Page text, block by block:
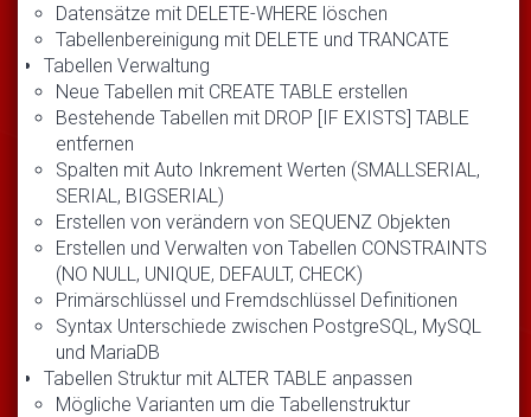
Datensätze mit DELETE-WHERE löschen
Tabellenbereinigung mit DELETE und TRANCATE
Tabellen Verwaltung
Neue Tabellen mit CREATE TABLE erstellen
Bestehende Tabellen mit DROP [IF EXISTS] TABLE
entfernen
Spalten mit Auto Inkrement Werten (SMALLSERIAL,
SERIAL, BIGSERIAL)
Erstellen von verändern von SEQUENZ Objekten
Erstellen und Verwalten von Tabellen CONSTRAINTS
(NO NULL, UNIQUE, DEFAULT, CHECK)
Primärschlüssel und Fremdschlüssel Definitionen
Syntax Unterschiede zwischen PostgreSQL, MySQL
und MariaDB
Tabellen Struktur mit ALTER TABLE anpassen
Mögliche Varianten um die Tabellenstruktur